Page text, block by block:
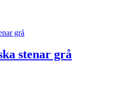
stenar grå